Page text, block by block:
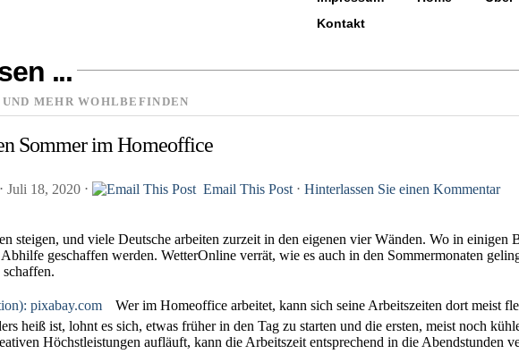
Kontakt
...
MEHR WOHLBEFINDEN
Sommer im Homeoffice
⋅ Juli 18, 2020 ⋅ Email This Post ⋅ Hinterlassen Sie einen Kommentar
steigen, und viele Deutsche arbeiten zurzeit in den eigenen vier Wänden. Wo in
geschaffen werden. WetterOnline verrät, wie es auch in den Sommermonaten
Wer im Homeoffice arbeitet, kann sich seine Arbeitszeiten dort meist
heiß ist, lohnt es sich, etwas früher in den Tag zu starten und die ersten, meist noch
Höchstleistungen aufläuft, kann die Arbeitszeit entsprechend in die Abendstunden